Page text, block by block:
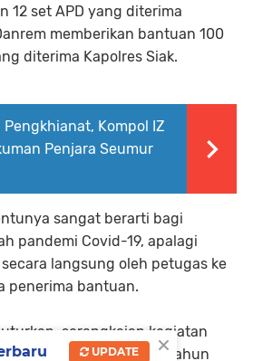
12 set APD yang diterima
memberikan bantuan 100
diterima Kapolres Siak.
Pengkhianat, Kompol IZ
Penjara Seumur
sangat berarti bagi
pandemi Covid-19, apalagi
langsung oleh petugas ke
penerima bantuan.
serangkaian kegiatan
ini berbeda dengan tahun
×
UPDATE